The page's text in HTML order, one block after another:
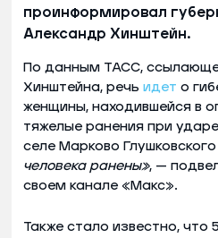
проинформировал
Александр Хинштейн.
По данным ТАСС,
Хинштейна, речь идет о
женщины, находившейся в
тяжелые ранения при
селе Марково
человека ранены», —
своем канале «Макс».
Также стало известно, что